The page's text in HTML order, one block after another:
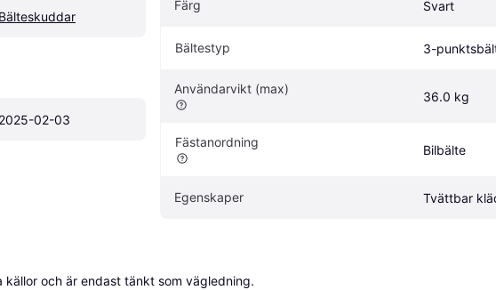
Bälteskuddar
2025-02-03
Färg Svart
Bältestyp 3-
Användarvikt (max)
36.0 kg
Fästanordning
Bilbälte
Egenskaper Tvättbar
och är endast tänkt som vägledning.